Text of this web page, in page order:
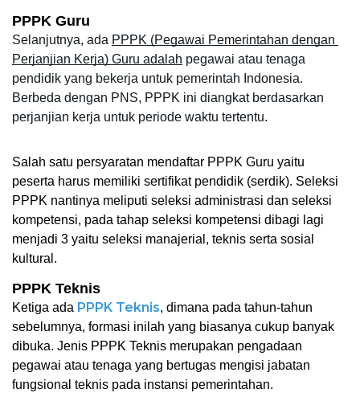
PPPK Guru
Selanjutnya, ada PPPK (Pegawai Pemerintahan dengan
Perjanjian Kerja) Guru adalah pegawai atau tenaga
pendidik yang bekerja untuk pemerintah Indonesia.
Berbeda dengan PNS, PPPK ini diangkat berdasarkan
perjanjian kerja untuk periode waktu tertentu.
Salah satu persyaratan mendaftar PPPK Guru yaitu
peserta harus memiliki sertifikat pendidik (serdik). Seleksi
PPPK nantinya meliputi seleksi administrasi dan seleksi
kompetensi, pada tahap seleksi kompetensi dibagi lagi
menjadi 3 yaitu seleksi manajerial, teknis serta sosial
kultural.
PPPK Teknis
Ketiga ada PPPK Teknis, dimana pada tahun-tahun
sebelumnya, formasi inilah yang biasanya cukup banyak
dibuka. Jenis PPPK Teknis merupakan pengadaan
pegawai atau tenaga yang bertugas mengisi jabatan
fungsional teknis pada instansi pemerintahan.